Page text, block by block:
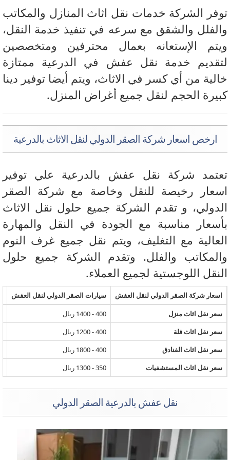
الشركة خدمات نقل اثاث المنازل والمكاتب
والشقق مع سرعه في تنفيذ خدمة النقل،
الإستعانه بعمال محترفين ومتخصصين
خدمة نقل عفش في الدرعية ممتازة
من أي كسر في الاثاث، ويتم أيضا توفير دينا
الحجم لنقل جميع أغراض المنزل.
ارخص اسعار شركة الصقر الدولي لنقل الاثاث بالدرعية
شركة نقل عفش بالدرعية علي توفير
رخيصة للنقل وخاصة مع شركة الصقر
و تقدم الشركة جميع حلول نقل الاثاث
مناسبة مع الجودة في النقل والمهارة
مع التغليف، ويتم نقل جميع غرف النوم
والفلل. وتقدم الشركة جميع حلول
اللوجستية لجميع العملاء.
شركة الصقر الدولي لنقل العفش سيارات الصقر الدولي لنقل العفش
نقل
نقل اثاث منزل
400 - 1400 ريال
نقل اثاث فلة
400 - 1200 ريال
نقل اثاث الفنادق
400 - 1800 ريال
نقل اثاث المستشفيات
350 - 1300 ريال
نقل عفش بالدرعية الصقر الدولي